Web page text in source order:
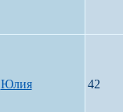
Юлия 42